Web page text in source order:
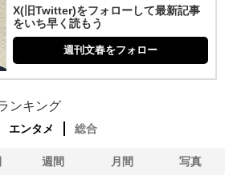
X(旧Twitter)をフォローして最新記事
をいち早く読もう
週刊文春をフォロー
ンキング
エンタメ 総合
週間 月間 写真